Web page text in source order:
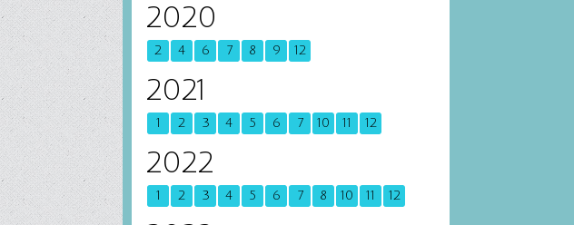
2020
2 4 6 7 8 9 12
2021
1 2 3 4 5 6 7 10 11 12
2022
1 2 3 4 5 6 7 8 10 11 12